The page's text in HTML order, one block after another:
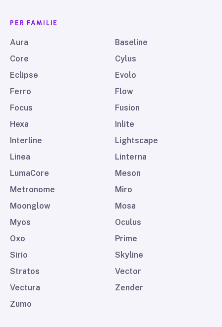
PER FAMILIE
Aura
Baseline
Core
Cylus
Eclipse
Evolo
Ferro
Flow
Focus
Fusion
Hexa
Inlite
Interline
Lightscape
Linea
Linterna
LumaCore
Meson
Metronome
Miro
Moonglow
Mosa
Myos
Oculus
Oxo
Prime
Sirio
Skyline
Stratos
Vector
Vectura
Zender
Zumo